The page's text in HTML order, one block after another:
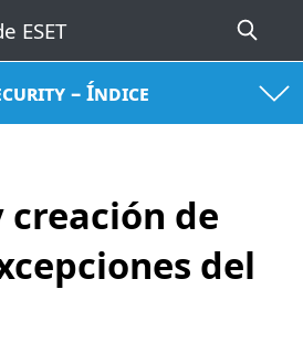
– Índice
creación de
del